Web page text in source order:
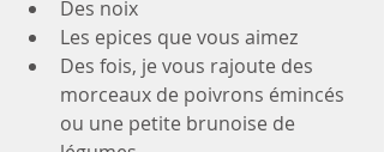
Des noix
Les epices que vous aimez
Des fois, je vous rajoute des
morceaux de poivrons émincés
ou une petite brunoise de